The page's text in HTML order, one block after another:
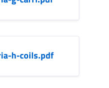
h-coils.pdf